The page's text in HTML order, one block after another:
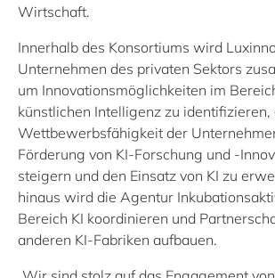
Wirtschaft.
Innerhalb des Konsortiums wird
Unternehmen des privaten Sektors
um Innovationsmöglichkeiten im
künstlichen Intelligenz zu identifizieren,
Wettbewerbsfähigkeit der
Förderung von KI-Forschung und -
steigern und den Einsatz von KI zu
hinaus wird die Agentur
Bereich KI koordinieren und
anderen KI-Fabriken aufbauen.